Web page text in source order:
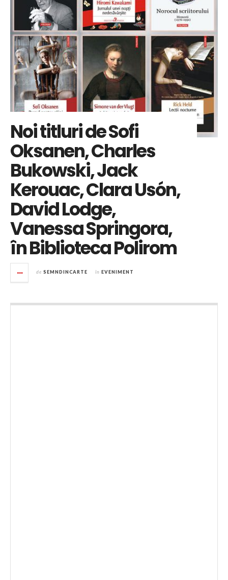
Noi titluri de Sofi
Oksanen, Charles
Bukowski, Jack
Kerouac, Clara Usón,
David Lodge,
Vanessa Springora,
în Biblioteca Polirom
de SEMNDINCARTE în EVENIMENT